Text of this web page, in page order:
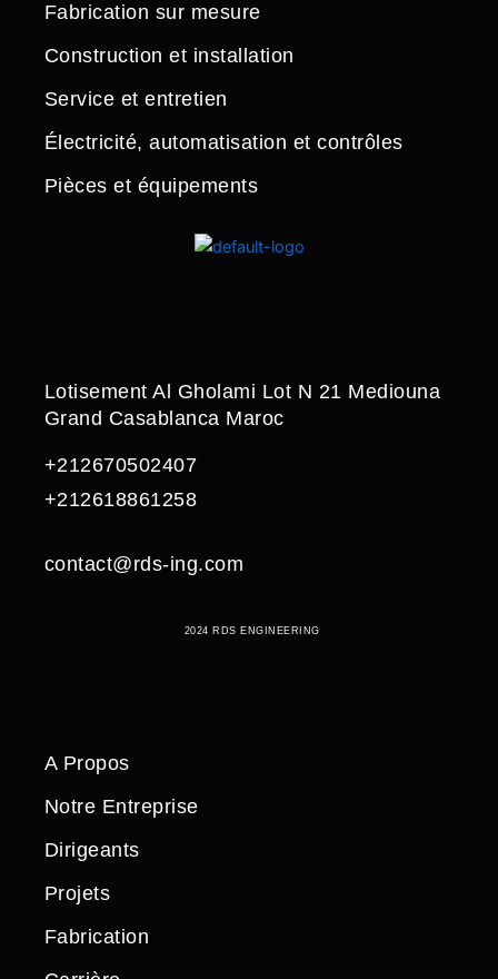
Fabrication sur mesure
Construction et installation
Service et entretien
Électricité, automatisation et contrôles
Pièces et équipements
Lotisement Al Gholami Lot N 21 Mediouna
Grand Casablanca Maroc
+212670502407
+212618861258
contact@rds-ing.com
2024 RDS ENGINEERING
A Propos
Notre Entreprise
Dirigeants
Projets
Fabrication